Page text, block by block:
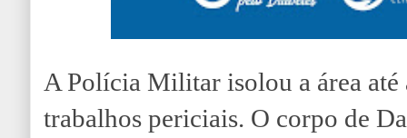
A Polícia Militar isolou a área até
trabalhos periciais. O corpo de